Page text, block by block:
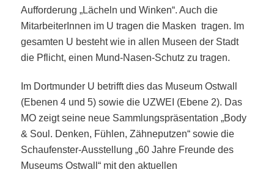
Aufforderung „Lächeln und Winken“. Auch die
MitarbeiterInnen im U tragen die Masken tragen. Im
gesamten U besteht wie in allen Museen der Stadt
die Pflicht, einen Mund-Nasen-Schutz zu tragen.
Im Dortmunder U betrifft dies das Museum Ostwall
(Ebenen 4 und 5) sowie die UZWEI (Ebene 2). Das
MO zeigt seine neue Sammlungspräsentation „Body
& Soul. Denken, Fühlen, Zähneputzen“ sowie die
Schaufenster-Ausstellung „60 Jahre Freunde des
Museums Ostwall“ mit den aktuellen